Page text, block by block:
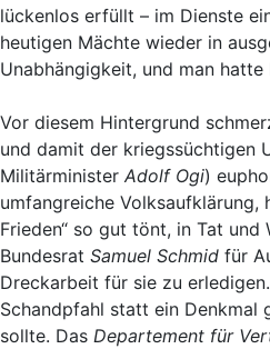
lückenlos erfüllt – im Dienste
heutigen Mächte wieder in
Unabhängigkeit, und man
Vor diesem Hintergrund
und damit der kriegssüchtigen
Militärminister Adolf Ogi)
umfangreiche Volksaufklärung,
Frieden“ so gut tönt, in Tat
Bundesrat Samuel Schmid für
Dreckarbeit für sie zu
Schandpfahl statt ein Denkmal
sollte. Das Departement für